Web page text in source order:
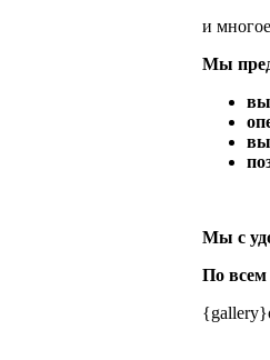
и
Мы
Мы с
По всем